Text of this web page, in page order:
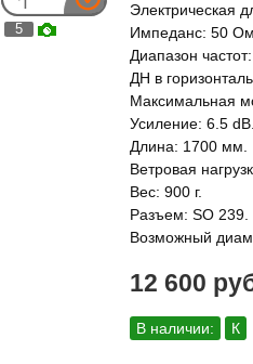
5
Электрическая
Импеданс: 50 Ом.
Диапазон
ДН в
Максимальная
Усиление: 6.5 dB.
Длина: 1700 мм.
Ветровая
Вес: 900 г.
Разъем: SO 239.
Возможный
12 600
В наличии: К